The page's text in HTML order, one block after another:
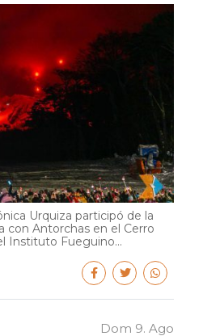
Urquiza participó de la
con Antorchas en el Cerro
Instituto Fueguino...
Dom 9. Ago